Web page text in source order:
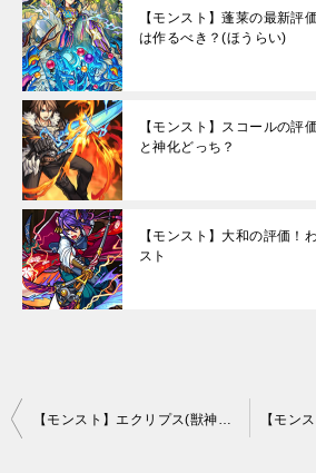
【モンスト】蓬莱の最新評
は作るべき？(ほうらい)
【モンスト】スコールの評
と神化どっち？
【モンスト】大和の評価！
スト
投
【モンスト】エクリプス(獣神化)の評価とわくわくの実